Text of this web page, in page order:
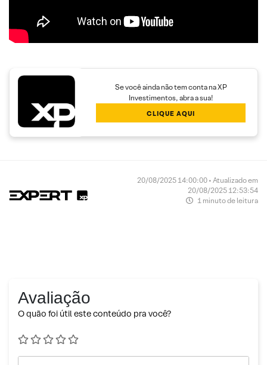
Se você ainda não tem conta na XP
Investimentos, abra a sua!
CLIQUE AQUI
20/08/2025 14:00:00 • Atualizado em
20/08/2025 12:53:54
1 minuto de leitura
Avaliação
O quão foi útil este conteúdo pra você?